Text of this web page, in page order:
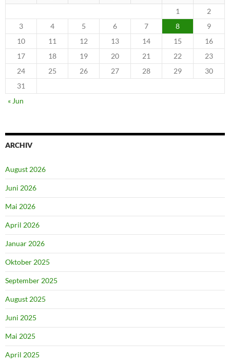
1
2
3
4 5 6 7 8
9
10
11 12 13 14 15
16
17
18 19 20 21 22
23
24
25 26 27 28 29
30
31
« Jun
ARCHIV
August 2026
Juni 2026
Mai 2026
April 2026
Januar 2026
Oktober 2025
September 2025
August 2025
Juni 2025
Mai 2025
April 2025